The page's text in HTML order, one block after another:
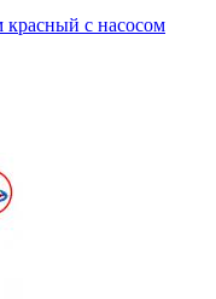
красный с насосом